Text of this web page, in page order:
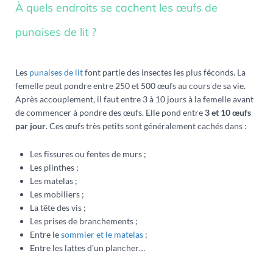
À quels endroits se cachent les œufs de
punaises de lit ?
Les punaises de litfont partie des insectes les plus féconds. La
femelle peut pondre entre 250 et 500 œufs au cours de sa vie.
Après accouplement, il faut entre 3 à 10 jours à la femelle avant
de commencer à pondre des œufs. Elle pond entre3 et 10 œufs
par jour. Ces œufs très petits sont généralement cachés dans :
Les fissures ou fentes de murs ;
Les plinthes ;
Les matelas ;
Les mobiliers ;
La tête des vis ;
Les prises de branchements ;
Entre lesommier et le matelas ;
Entre les lattes d’un plancher…